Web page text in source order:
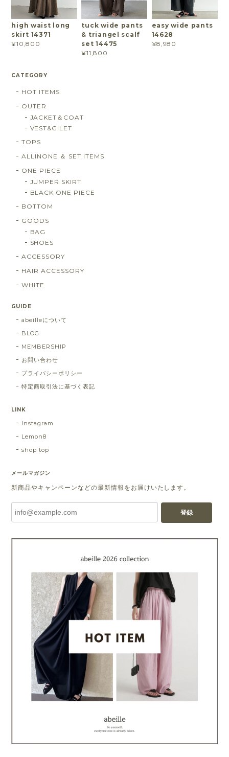
high waist long
skirt 14371
¥10,800
tuck wide pants
& triangel scalf
set 14475
¥11,800
easy wide pants
14628
¥8,980
CATEGORY
HOT ITEMS
OUTER
JACKET＆COAT
VEST&GILET
TOPS
ALLINONE ＆ SET ITEMS
ONE PIECE
JUMPER SKIRT
BLACK ONE PIECE
BOTTOM
GOODS
BAG
SHOES
ACCESSORY
HAIR ACCESSORY
WHITE
GUIDE
abeilleについて
BLOG
MEMBERSHIP
お問い合わせ
プライバシーポリシー
特定商取引法に基づく表記
LINK
Instagram
Lemon8
shop top
メールマガジン
新商品やキャンペーンなどの最新情報をお届けいたします。
登録